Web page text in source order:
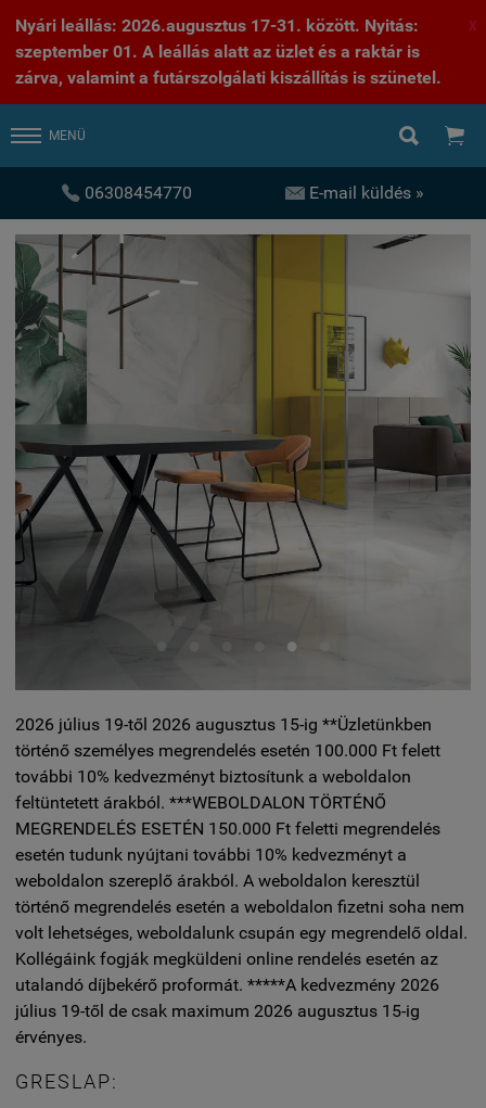
Nyári leállás: 2026.augusztus 17-31. között. Nyitás:
szeptember 01. A leállás alatt az üzlet és a raktár is
zárva, valamint a futárszolgálati kiszállítás is szünetel.
X
MENÜ  
 06308454770  E-mail küldés »
2026 július 19-től 2026 augusztus 15-ig **Üzletünkben
történő személyes megrendelés esetén 100.000 Ft felett
további 10% kedvezményt biztosítunk a weboldalon
feltüntetett árakból. ***WEBOLDALON TÖRTÉNŐ
MEGRENDELÉS ESETÉN 150.000 Ft feletti megrendelés
esetén tudunk nyújtani további 10% kedvezményt a
weboldalon szereplő árakból. A weboldalon keresztül
történő megrendelés esetén a weboldalon fizetni soha nem
volt lehetséges, weboldalunk csupán egy megrendelő oldal.
Kollégáink fogják megküldeni online rendelés esetén az
utalandó díjbekérő proformát. *****A kedvezmény 2026
július 19-től de csak maximum 2026 augusztus 15-ig
érvényes.
GRESLAP: